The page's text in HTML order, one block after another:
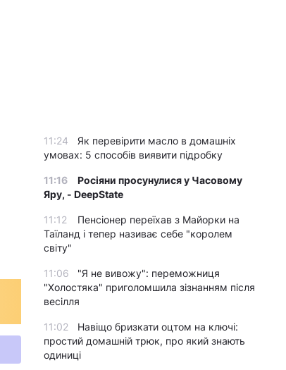
11:24
Як перевірити масло в домашніх
умовах: 5 способів виявити підробку
11:16
Росіяни просунулися у Часовому
Яру, - DeepState
11:12
Пенсіонер переїхав з Майорки на
Таїланд і тепер називає себе "королем
світу"
11:06
"Я не вивожу": переможниця
"Холостяка" приголомшила зізнанням після
весілля
11:02
Навіщо бризкати оцтом на ключі:
простий домашній трюк, про який знають
одиниці